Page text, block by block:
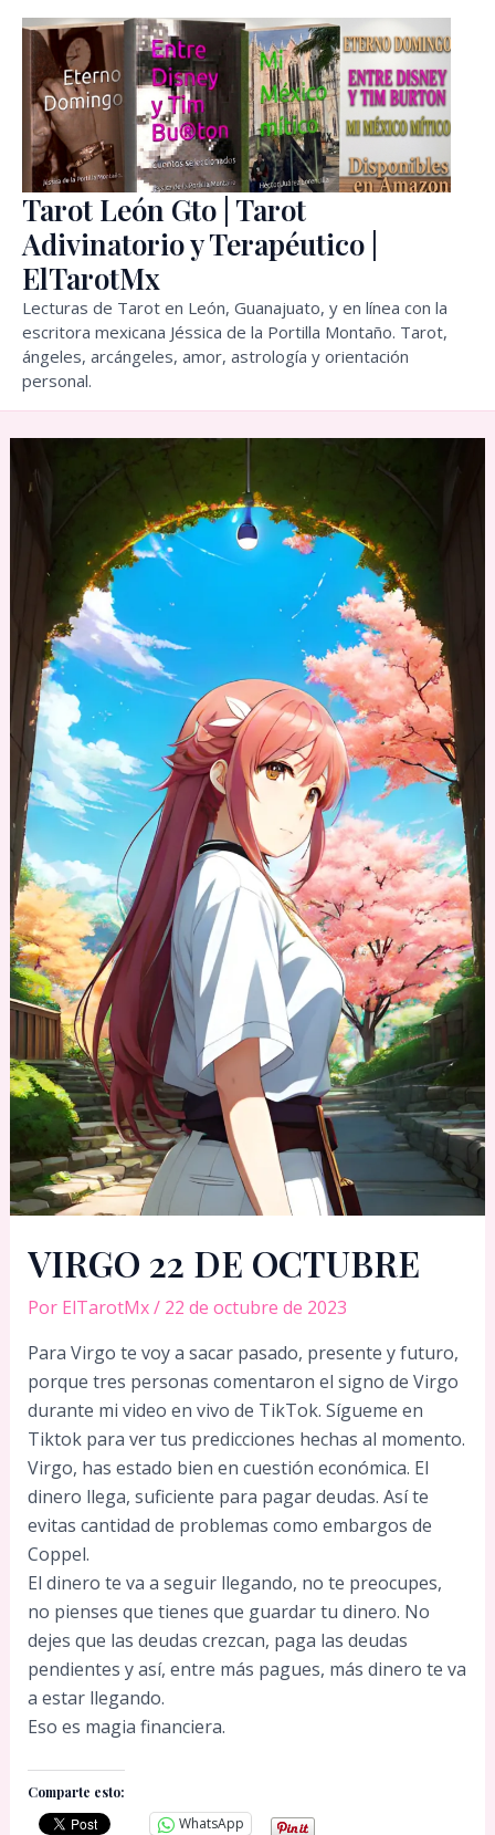
contenido
Tarot León Gto | Tarot
Adivinatorio y Terapéutico |
ElTarotMx
Lecturas de Tarot en León, Guanajuato, y en línea con la
escritora mexicana Jéssica de la Portilla Montaño. Tarot,
ángeles, arcángeles, amor, astrología y orientación
personal.
VIRGO 22 DE OCTUBRE
Por ElTarotMx/ 22 de octubre de 2023
Para Virgo te voy a sacar pasado, presente y futuro,
porque tres personas comentaron el signo de Virgo
durante mi video en vivo de TikTok. Sígueme en
Tiktok para ver tus predicciones hechas al momento.
Virgo, has estado bien en cuestión económica. El
dinero llega, suficiente para pagar deudas. Así te
evitas cantidad de problemas como embargos de
Coppel.
El dinero te va a seguir llegando, no te preocupes,
no pienses que tienes que guardar tu dinero. No
dejes que las deudas crezcan, paga las deudas
pendientes y así, entre más pagues, más dinero te va
a estar llegando.
Eso es magia financiera.
Comparte esto:
WhatsApp